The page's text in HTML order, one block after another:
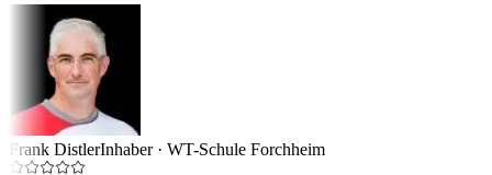
Frank DistlerInhaber· WT-Schule Forchheim